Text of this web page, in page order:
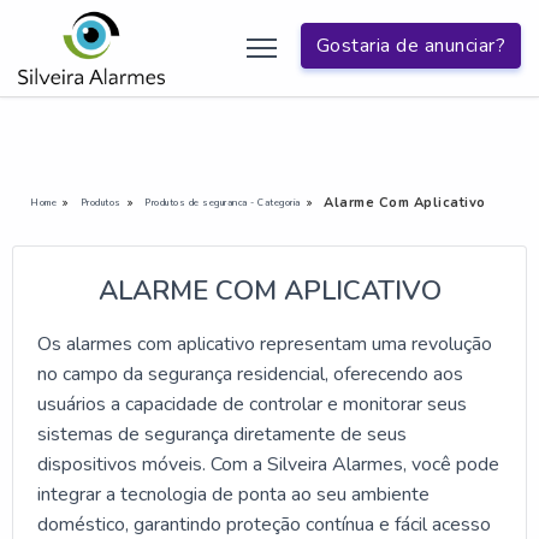
Gostaria de anunciar?
Home Produtos Produtos de seguranca - Categoria Alarme Com Aplicativo
ALARME COM APLICATIVO
Os alarmes com aplicativo representam uma revolução
no campo da segurança residencial, oferecendo aos
usuários a capacidade de controlar e monitorar seus
sistemas de segurança diretamente de seus
dispositivos móveis. Com a Silveira Alarmes, você pode
integrar a tecnologia de ponta ao seu ambiente
doméstico, garantindo proteção contínua e fácil acesso